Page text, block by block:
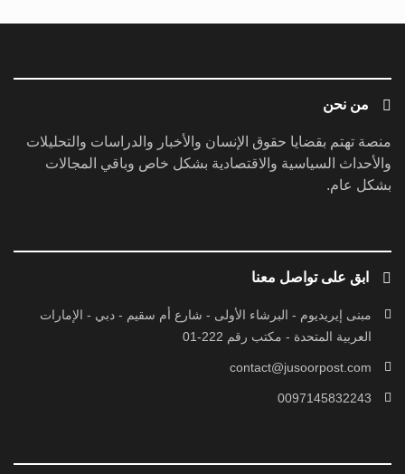
من نحن
منصة تهتم بقضايا حقوق الإنسان والأخبار والدراسات والتحليلات
والأحداث السياسية والاقتصادية بشكل خاص وباقي المجالات
بشكل عام.
ابق على تواصل معنا
مبنى إيريديوم - البرشاء الأولى - شارع أم سقيم - دبي - الإمارات
العربية المتحدة - مكتب رقم 222-01
contact@jusoorpost.com
0097145832243